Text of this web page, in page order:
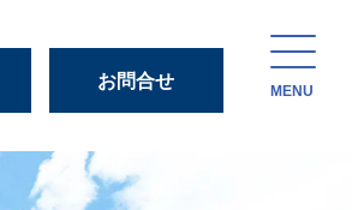
お問合せ
MENU